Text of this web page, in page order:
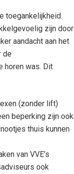
toegankelijkheid.
zijn door
aandacht aan het
de
horen was. Dit
(zonder lift)
beperking zijn ook
thuis kunnen
van VVE’s
ook